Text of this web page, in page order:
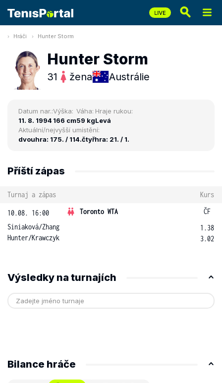
Hráči Hunter Storm
Hunter Storm
31 žena Austrálie
Datum nar.:
11. 8. 1994
Výška:
166 cm
Váha:
59 kg
Hraje rukou:
Levá
Aktuální/nejvyšší umístění:
dvouhra: 175. / 114.čtyřhra: 21. / 1.
Příští zápas
Turnaj a zápas Kurs
10.08. 16:00 Toronto WTA
ČF
Siniaková/Zhang
Hunter/Krawczyk
1.38
3.02
Výsledky na turnajích
Bilance hráče